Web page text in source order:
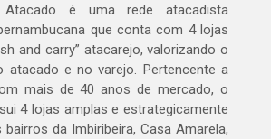
Atacado é uma rede atacadista
que conta com 4 lojas
and carry” atacarejo, valorizando o
atacado e no varejo. Pertencente a
mais de 40 anos de mercado, o
4 lojas amplas e estrategicamente
da Imbiribeira, Casa Amarela,